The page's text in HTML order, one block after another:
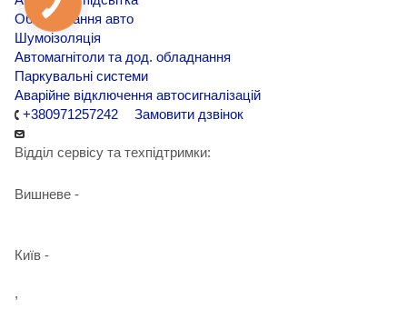
Обклеювання авто
Шумоізоляція
Автомагнітоли та дод. обладнання
Паркувальні системи
Аварійне відключення автосигналізацій
+380971257242
Замовити дзвінок
Відділ сервісу та техпідтримки:
Вишневе -
Київ -
,